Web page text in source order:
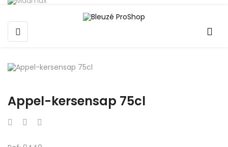
Toggle
navigation
☰
Appel-kersensap 75cl